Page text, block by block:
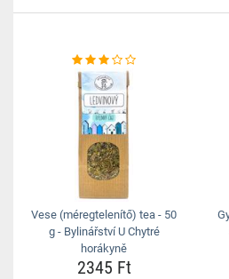
Vese (méregtelenítő) tea - 50
g - Bylinářství U Chytré
horákyně
2345 Ft